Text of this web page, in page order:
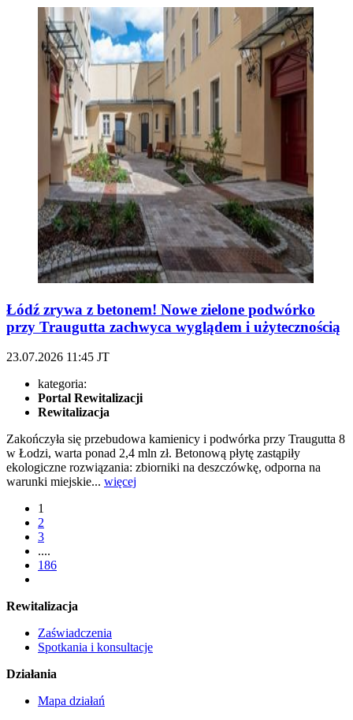
Łódź zrywa z betonem! Nowe zielone podwórko
przy Traugutta zachwyca wyglądem i użytecznością
23.07.2026 11:45 JT
kategoria:
Portal Rewitalizacji
Rewitalizacja
Zakończyła się przebudowa kamienicy i podwórka przy Traugutta 8
w Łodzi, warta ponad 2,4 mln zł. Betonową płytę zastąpiły
ekologiczne rozwiązania: zbiorniki na deszczówkę, odporna na
warunki miejskie... więcej
1
2
3
....
186
Rewitalizacja
Zaświadczenia
Spotkania i konsultacje
Działania
Mapa działań